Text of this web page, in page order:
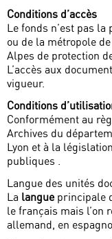
Conditions d’accès
Le fonds n’est pas
ou de la métropole
Alpes de protection
L’accès aux
vigueur.
Conditions
Conformément au
Archives du
Lyon et à la
publiques .
Langue des unités
La langueprincipale
le français mais l’on
allemand, en